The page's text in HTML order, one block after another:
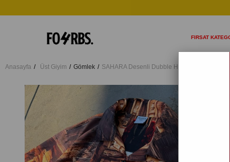
FIRSAT
Anasayfa Üst Giyim Gömlek SAHARA Desenli Dubble Hürrem Kumaş